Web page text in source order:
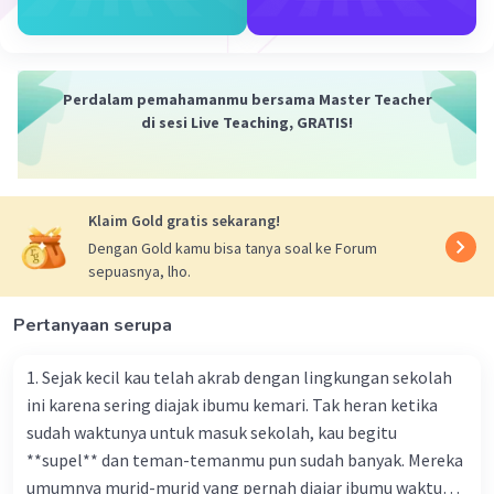
tidak ada majas yang terlihat dalam penggalan teks
Penjelasan:
1. Untuk soal nomor 6, kita melihat bahwa karakter
utama dalam teks sedang menghadapi masalah dan
dalam struktur teks cerita inspiratif. Oleh karena itu,
2. Untuk soal nomor 7, kita melihat bahwa semua unsur
kebahasaan terdapat dalam teks kecuali majas. Oleh
karena itu, jawabannya adalah c. majas.
Kesimpulan:
dan untuk soal nomor 7 adalah c. majas. Semoga
penjelasan ini membantu kamu 🙂
Beri Rating·4.8(4) Balas
Perdalam pemahamanmu bersama Master Teacher
di sesi Live Teaching, GRATIS!
Klaim Gold gratis sekarang!
Dengan Gold kamu bisa tanya soal ke Forum
sepuasnya, lho.
Pertanyaan serupa
1. Sejak kecil kau telah akrab dengan lingkungan sekolah
ini karena sering diajak ibumu kemari. Tak heran ketika
sudah waktunya untuk masuk sekolah, kau begitu
**supel** dan teman-temanmu pun sudah banyak. Mereka
umumnya murid-murid yang pernah diajar ibumu waktu